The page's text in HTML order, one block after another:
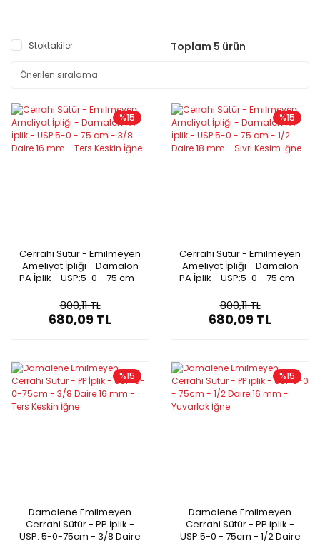
Stoktakiler Toplam 5 ürün
%15
Cerrahi Sütür - Emilmeyen
Ameliyat İpliği - Damalon
PA İplik - USP:5-0 - 75 cm -
Keskin İğne
800,11 TL
680,09 TL
%15
Cerrahi Sütür - Emilmeyen
Ameliyat İpliği - Damalon
PA İplik - USP:5-0 - 75 cm -
Kesim İğne
800,11 TL
680,09 TL
%15
Damalene Emilmeyen
Cerrahi Sütür - PP İplik -
USP: 5-0-75cm - 3/8 Daire
%15
Damalene Emilmeyen
Cerrahi Sütür - PP iplik -
USP:5-0 - 75cm - 1/2 Daire